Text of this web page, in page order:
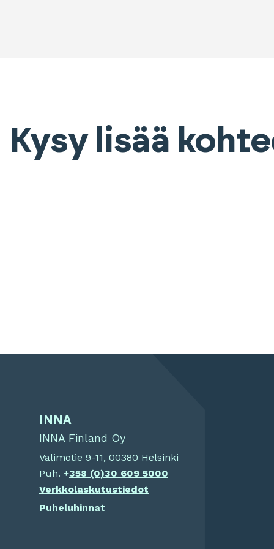
Kysy lisää
INNA
INNA Finland Oy
Valimotie 9-11, 00380 Helsinki
Puh. +358 (0)30 609 5000
Verkkolaskutustiedot
Puheluhinnat